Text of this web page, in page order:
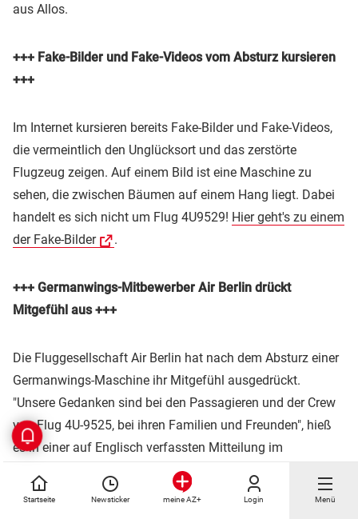
Startseite Newsticker meine AZ+ Login Menü
aus Allos.
+++ Fake-Bilder und Fake-Videos vom Absturz kursieren
+++
Im Internet kursieren bereits Fake-Bilder und Fake-Videos,
die vermeintlich den Unglücksort und das zerstörte
Flugzeug zeigen. Auf einem Bild ist eine Maschine zu
sehen, die zwischen Bäumen auf einem Hang liegt. Dabei
handelt es sich nicht um Flug 4U9529! Hier geht's zu einem
der Fake-Bilder
.
+++ Germanwings-Mitbewerber Air Berlin drückt
Mitgefühl aus +++
Die Fluggesellschaft Air Berlin hat nach dem Absturz einer
Germanwings-Maschine ihr Mitgefühl ausgedrückt.
"Unsere Gedanken sind bei den Passagieren und der Crew
von Flug 4U-9525, bei ihren Familien und Freunden", hieß
es in einer auf Englisch verfassten Mitteilung im
Kurznachrichtendienst Twitter.